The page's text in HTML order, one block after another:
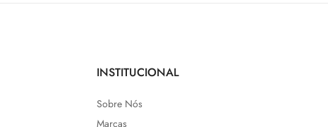
INSTITUCIONAL
Sobre Nós
Marcas